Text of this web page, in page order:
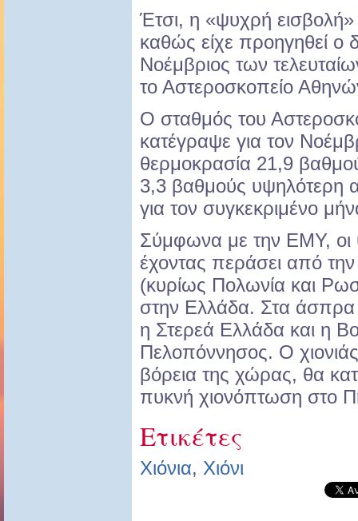
Έτσι, η «ψυχρή εισβολή»
καθώς είχε προηγηθεί ο
Νοέμβριος των
το Αστεροσκοπείο
Ο σταθμός του
κατέγραψε για τον
θερμοκρασία 21,9
3,3 βαθμούς υψηλότερη
για τον συγκεκριμένο
Σύμφωνα με την ΕΜΥ, οι
έχοντας περάσει από
(κυρίως Πολωνία και
στην Ελλάδα. Στα
η Στερεά Ελλάδα και η
Πελοπόννησος. Ο
βόρεια της χώρας, θα
πυκνή χιονόπτωση στο
Ετικέτες
Χιόνια, Χιόνι